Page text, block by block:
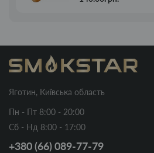
Яготин, Київська область
Пн - Пт 8:00 - 20:00
Сб - Нд 8:00 - 17:00
+380 (66) 089-77-79